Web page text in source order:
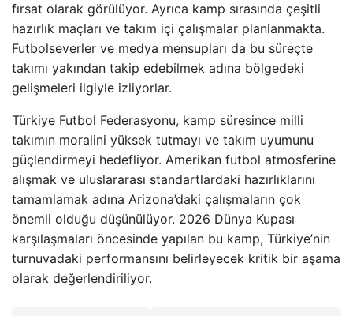
fırsat olarak görülüyor. Ayrıca kamp sırasında çeşitli
hazırlık maçları ve takım içi çalışmalar planlanmakta.
Futbolseverler ve medya mensupları da bu süreçte
takımı yakından takip edebilmek adına bölgedeki
gelişmeleri ilgiyle izliyorlar.
Türkiye Futbol Federasyonu, kamp süresince milli
takımın moralini yüksek tutmayı ve takım uyumunu
güçlendirmeyi hedefliyor. Amerikan futbol atmosferine
alışmak ve uluslararası standartlardaki hazırlıklarını
tamamlamak adına Arizona’daki çalışmaların çok
önemli olduğu düşünülüyor. 2026 Dünya Kupası
karşılaşmaları öncesinde yapılan bu kamp, Türkiye’nin
turnuvadaki performansını belirleyecek kritik bir aşama
olarak değerlendiriliyor.